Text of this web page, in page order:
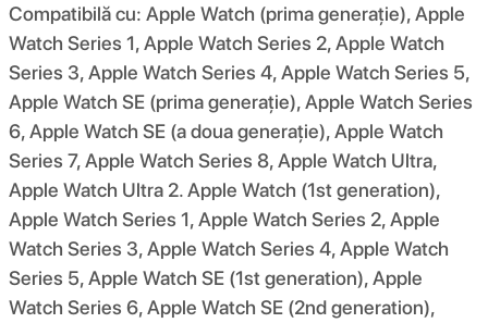
Compatibilă cu: Apple Watch (prima generație), Apple
Watch Series 1, Apple Watch Series 2, Apple Watch
Series 3, Apple Watch Series 4, Apple Watch Series 5,
Apple Watch SE (prima generație), Apple Watch Series
6, Apple Watch SE (a doua generație), Apple Watch
Series 7, Apple Watch Series 8, Apple Watch Ultra,
Apple Watch Ultra 2. Apple Watch (1st generation),
Apple Watch Series 1, Apple Watch Series 2, Apple
Watch Series 3, Apple Watch Series 4, Apple Watch
Series 5, Apple Watch SE (1st generation), Apple
Watch Series 6, Apple Watch SE (2nd generation),